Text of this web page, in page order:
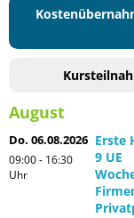
August
Do. 06.08.2026
09:00 - 16:30
Uhr
Erste
9 UE